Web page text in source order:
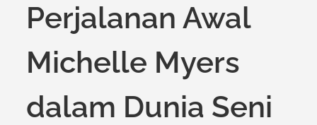
Perjalanan Awal
Michelle Myers
dalam Dunia Seni